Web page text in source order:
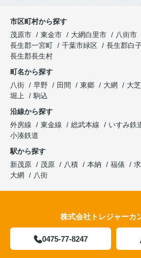
市区町村から探す
茂原市
東金市 大網白里市 八街市
長生郡一宮町
千葉市緑区 長生郡白
長生郡長生村
町名から探す
八街
早野 田間 東郷 大網 大芝
堀上
駒込
沿線から探す
外房線
東金線 総武本線 いすみ鉄
小湊鉄道
駅から探す
新茂原
茂原 八積 本納 福俵
大網
八街
株式会社トレジャーカ
0475-77-8247